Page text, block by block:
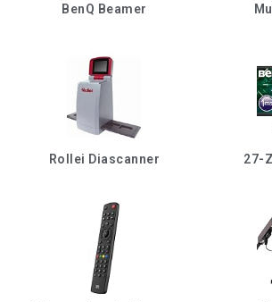
BenQ Beamer
Rollei Diascanner 27-